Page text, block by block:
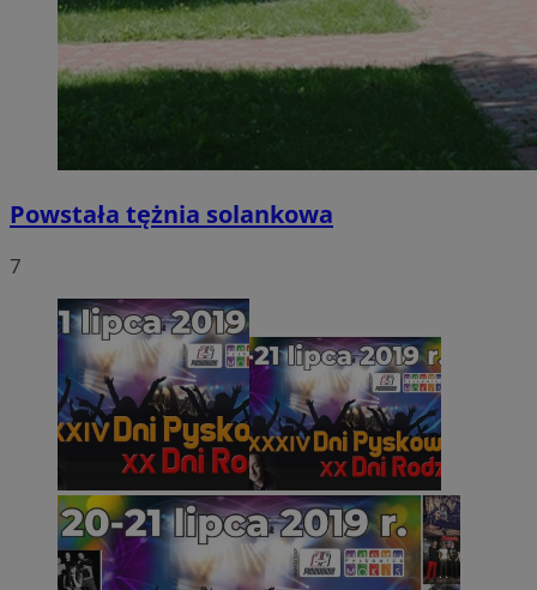
Powstała tężnia solankowa
7